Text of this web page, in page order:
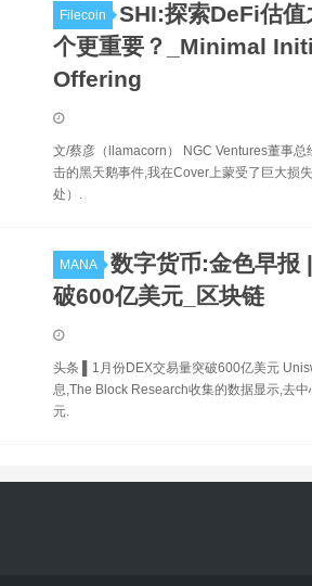
Filecoin
SHI:探索DeFi估
个更重要？_Minimal
Offering
文/蔡彦（llamacorn） NGC Ventures董事
击的黑天鹅事件,我在Cover上蒙受了巨大损
处）.
MANA
数字货币:金色早报
破600亿美元_区块链
头条 ▌1月份DEX交易量突破600亿美元
息,The Block Research收集的数据显示,去
元.